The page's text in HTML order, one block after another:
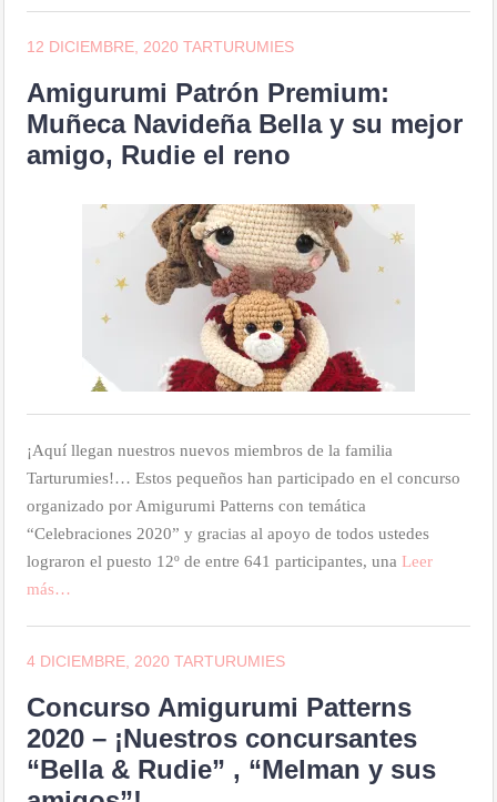
12 DICIEMBRE, 2020 TARTURUMIES
Amigurumi Patrón Premium:
Muñeca Navideña Bella y su mejor
amigo, Rudie el reno
¡Aquí llegan nuestros nuevos miembros de la familia
Tarturumies!… Estos pequeños han participado en el concurso
organizado por Amigurumi Patterns con temática
“Celebraciones 2020” y gracias al apoyo de todos ustedes
lograron el puesto 12º de entre 641 participantes, una Leer
más…
4 DICIEMBRE, 2020 TARTURUMIES
Concurso Amigurumi Patterns
2020 – ¡Nuestros concursantes
“Bella & Rudie” , “Melman y sus